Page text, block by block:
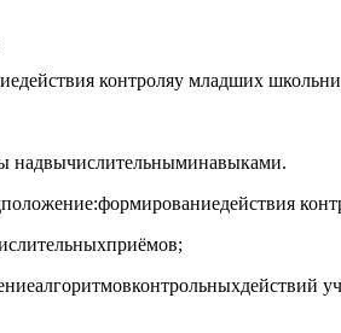
контроляу младших
надвычислительныминавыками.